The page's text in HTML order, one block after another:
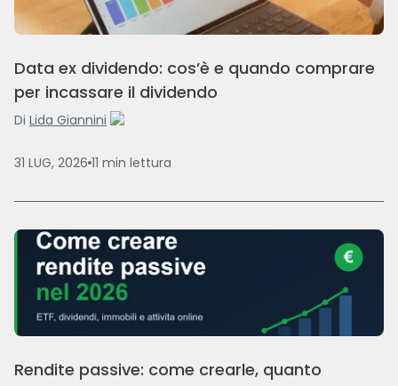
Data ex dividendo: cos’è e quando comprare
per incassare il dividendo
Di Lida Giannini
31 LUG, 2026 11 min lettura
Rendite passive: come crearle, quanto